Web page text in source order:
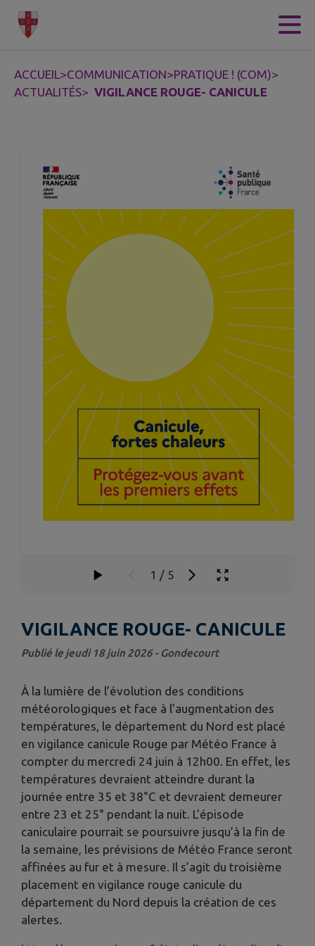
Contenu
ACCUEIL>COMMUNICATION>PRATIQUE ! (COM)>
ACTUALITÉS> VIGILANCE ROUGE- CANICULE
1 / 5
VIGILANCE ROUGE- CANICULE
Publié le jeudi 18 juin 2026 - Gondecourt
À la lumière de l’évolution des conditions
météorologiques et face à l’augmentation des
températures, le département du Nord est placé
en vigilance canicule Rouge par Météo France à
compter du mercredi 24 juin à 12h00. En effet, les
températures devraient atteindre durant la
journée entre 35 et 38°C et devraient demeurer
entre 23 et 25° pendant la nuit. L'épisode
caniculaire pourrait se poursuivre jusqu’à la fin de
la semaine, les prévisions de Météo France seront
affinées au fur et à mesure. Il s’agit du troisième
placement en vigilance rouge canicule du
département du Nord depuis la création de ces
alertes.